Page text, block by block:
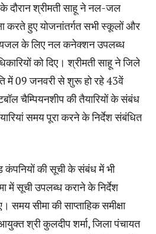
दौरान श्रीमती साहू ने नल-जल
करते हुए योजनांतर्गत सभी स्कूलों और
के लिए नल कनेक्शन उपलब्ध
को दिए। श्रीमती साहू ने जिले
में 09 जनवरी से शुरू हो रहे 43वें
चैम्पियनशीप की तैयारियों के संबंध
समय पूरा करने के निर्देश संबंधित
की सूची के संबंध में भी
में सूची उपलब्ध कराने के निर्देश
समय सीमा की साप्ताहिक समीक्षा
श्री कुलदीप शर्मा, जिला पंचायत